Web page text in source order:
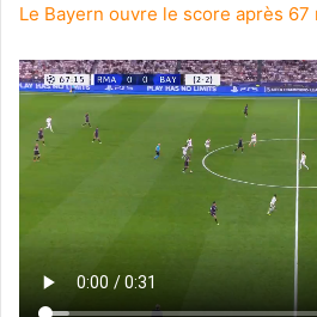
Le Bayern ouvre le score après 67